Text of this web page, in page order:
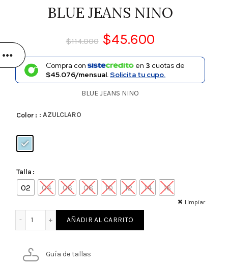
BLUE JEANS NINO
$114.000 $45.600
Compra con en 3 cuotas de
$45.076/mensual.Solicita tu cupo.
BLUE JEANS NINO
Color : AZULCLARO
Talla
02 04 06 08 10 12 14 16
Limpiar
BLUE JEANS NINO cantidad
AÑADIR AL CARRITO
Guía de tallas